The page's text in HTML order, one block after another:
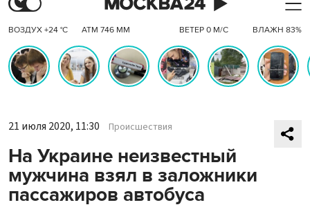
ВОЗДУХ +24 °C АТМ 746 ММ ВЕТЕР 0 М/С ВЛАЖН 83%
21 июля 2020, 11:30 Происшествия
На Украине неизвестный
мужчина взял в заложники
пассажиров автобуса